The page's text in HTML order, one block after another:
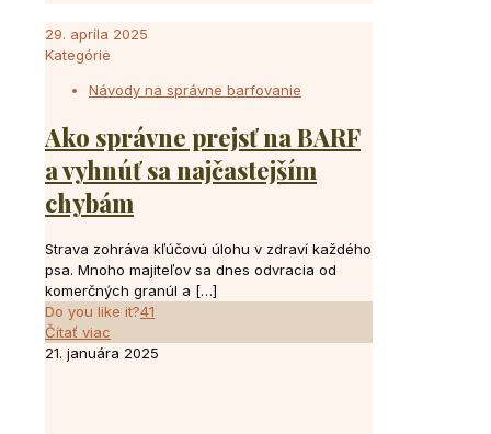
29. apríla 2025
Kategórie
Návody na správne barfovanie
Ako správne prejsť na BARF
a vyhnúť sa najčastejším
chybám
Strava zohráva kľúčovú úlohu v zdraví každého
psa. Mnoho majiteľov sa dnes odvracia od
komerčných granúl a […]
Do you like it?41
Čítať viac
21. januára 2025